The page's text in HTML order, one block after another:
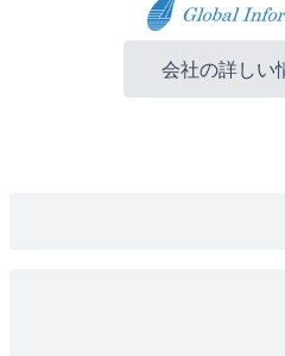
会社の詳しい